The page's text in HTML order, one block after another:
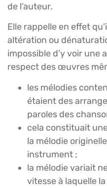
de l’auteur.
Elle rappelle en effet
altération ou
impossible d’y voir une
respect des œuvres
les mélodies
étaient des
paroles des
cela constituait
la mélodie
instrument ;
la mélodie variait
vitesse à laquelle